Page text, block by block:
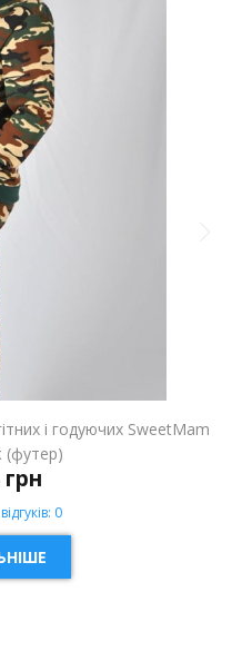
і годуючих SweetMam
(футер)
грн
відгуків: 0